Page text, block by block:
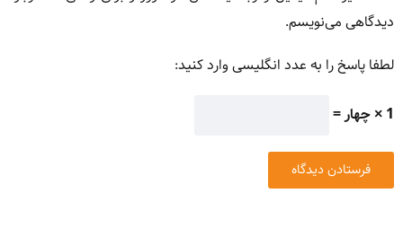
دیدگاهی می‌نویسم.
لطفا پاسخ را به عدد انگلیسی وارد کنید:
1 × چهار =